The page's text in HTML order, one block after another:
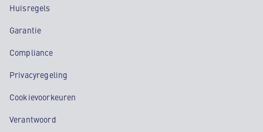
Huisregels
Garantie
Compliance
Privacyregeling
Cookievoorkeuren
Verantwoord